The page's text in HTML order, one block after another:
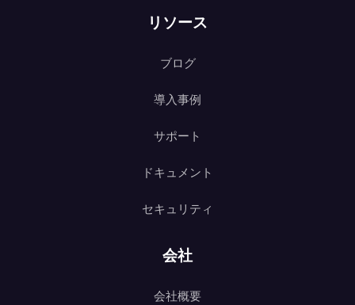
リソース
ブログ
導入事例
サポート
ドキュメント
セキュリティ
会社
会社概要